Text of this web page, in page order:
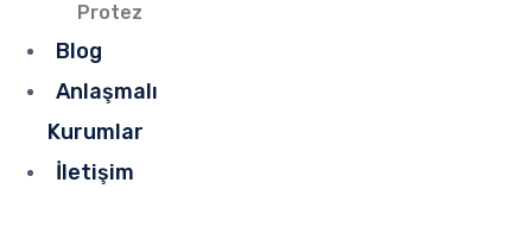
Protez
Blog
Anlaşmalı
Kurumlar
İletişim